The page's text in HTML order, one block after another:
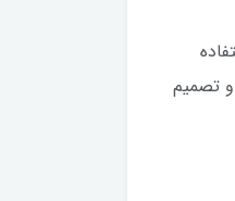
و تصمیم